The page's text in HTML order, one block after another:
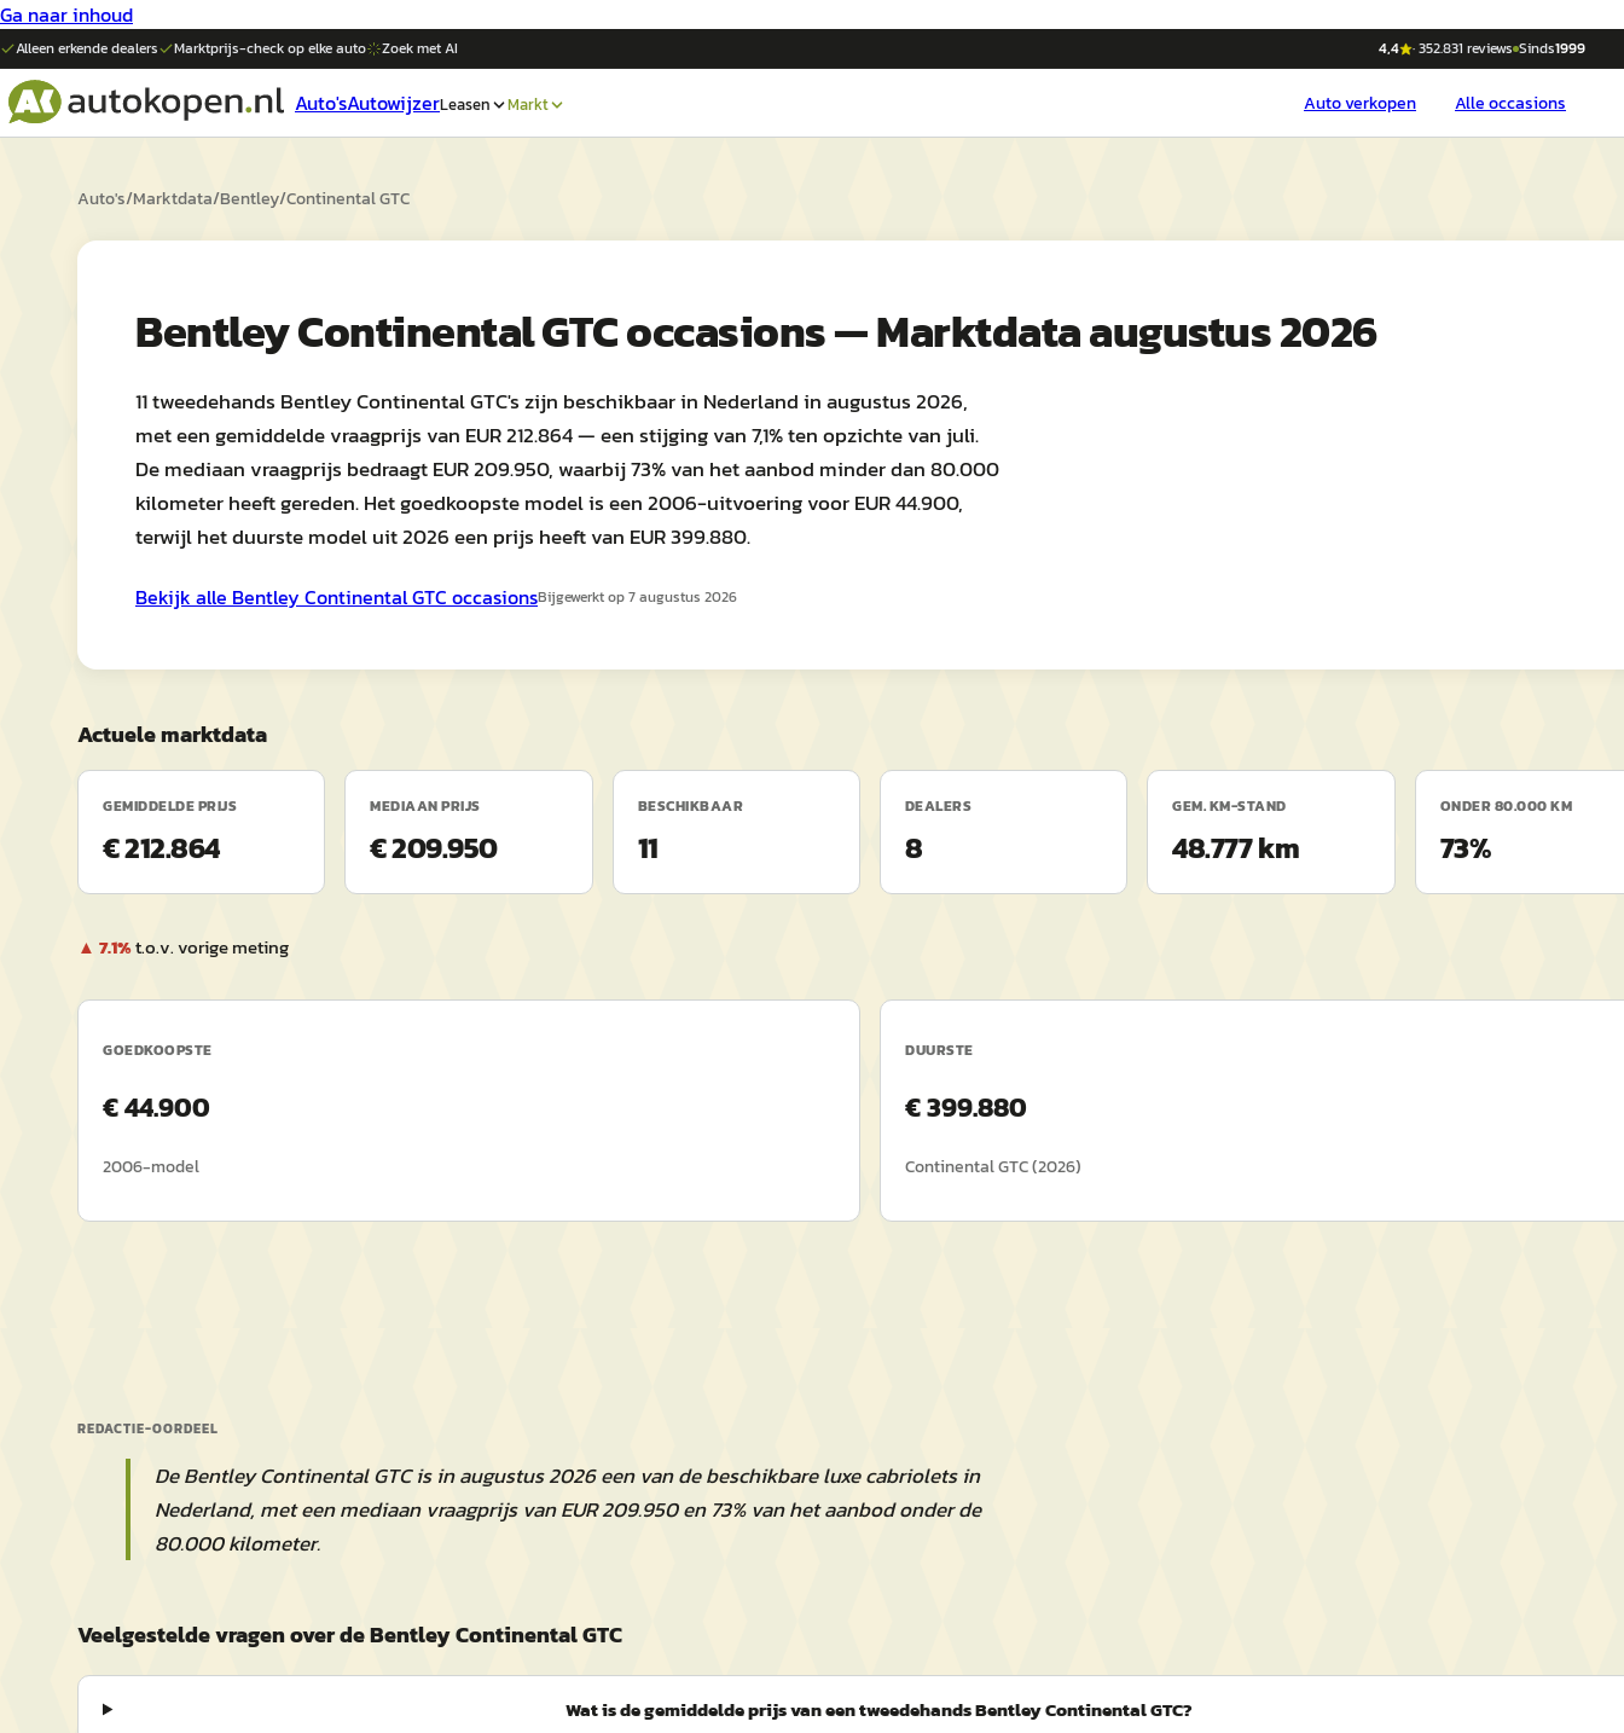
Ga naar inhoud
Alleen erkende dealers Marktprijs-check op elkeauto Zoek met AI 4,4 ·352.831 reviews Sinds1999
Auto'sAutowijzerLeasen Markt Autoverkopen Alle occasions
Auto's/Marktdata/Bentley/Continental GTC
Bentley Continental GTC occasions — Marktdata augustus 2026
11 tweedehands Bentley Continental GTC's zijn beschikbaar in Nederland in augustus 2026,
met een gemiddelde vraagprijs van EUR 212.864 — een stijging van 7,1% ten opzichte van juli.
De mediaan vraagprijs bedraagt EUR 209.950, waarbij 73% van het aanbod minder dan 80.000
kilometer heeft gereden. Het goedkoopste model is een 2006-uitvoering voor EUR 44.900,
terwijl het duurste model uit 2026 een prijs heeft van EUR 399.880.
Bekijk alle Bentley Continental GTC occasionsBijgewerkt op7 augustus 2026
Actuele marktdata
GEMIDDELDE PRIJS
€ 212.864
MEDIAAN PRIJS
€ 209.950
BESCHIKBAAR
11
DEALERS
8
GEM. KM-STAND
48.777 km
ONDER 80.000 KM
73%
▲ 7.1%t.o.v. vorige meting
GOEDKOOPSTE
€44.900
2006-model
DUURSTE
€399.880
Continental GTC(2026)
REDACTIE-OORDEEL
De Bentley Continental GTC is in augustus 2026 een van de beschikbare luxe cabriolets in
Nederland, met een mediaan vraagprijs van EUR 209.950 en 73% van het aanbod onder de
80.000 kilometer.
Veelgestelde vragen over de Bentley Continental GTC
Wat is de gemiddelde prijs van een tweedehands Bentley Continental GTC?